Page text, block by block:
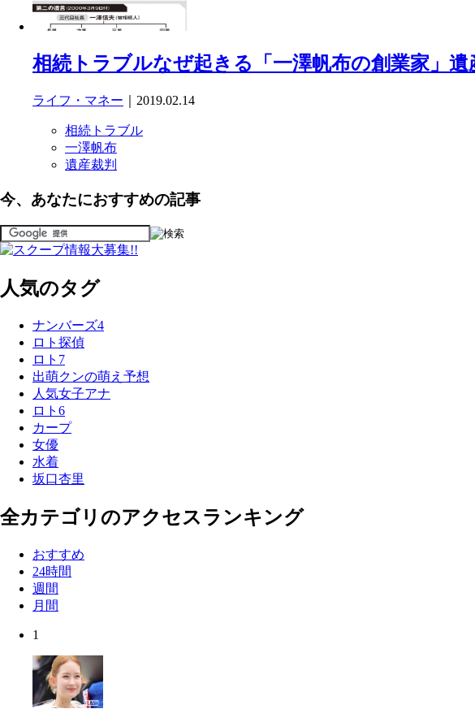
相続トラブルなぜ起きる「一澤帆布の創業家」遺
ライフ・マネー ｜2019.02.14
相続トラブル
一澤帆布
遺産裁判
今、あなたにおすすめの記事
人気のタグ
ナンバーズ4
ロト探偵
ロト7
出萌クンの萌え予想
人気女子アナ
ロト6
カープ
女優
水着
坂口杏里
全カテゴリのアクセスランキング
おすすめ
24時間
週間
月間
1